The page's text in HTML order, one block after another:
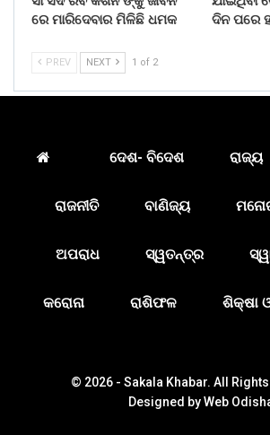
ରେ ମାରିଦେବାର ମିଳିଛି ଧମକ
ଦିନ ପରେ
PREV NEXT 1 of 2
ଦେଶ- ବିଦେଶ ରାଜ୍ୟ
ରାଜନୀତି ବାଣିଜ୍ୟ
ଅପରାଧ ସ୍ୱତନ୍ତ୍ର
କରୋନା ରାଶିଫଳ ଶିକ୍ଷା
© 2026 - Sakala Khabar. All
Designed byWeb